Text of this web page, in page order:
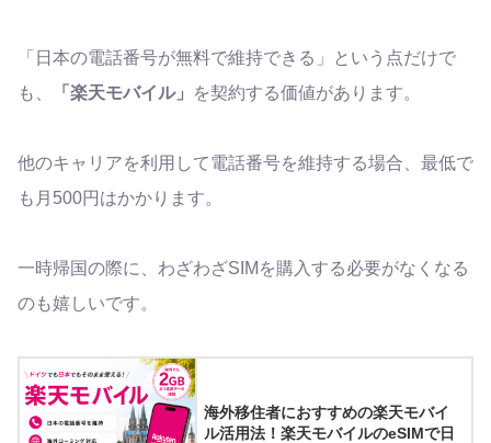
「日本の電話番号が無料で維持できる」という点だけで
も、
「楽天モバイル」 を契約する価値があります。
他のキャリアを利用して電話番号を維持する場合、最低で
も月500円はかかります。
一時帰国の際に、わざわざSIMを購入する必要がなくなる
のも嬉しいです。
海外移住者におすすめの楽天モバイ
ル活用法！楽天モバイルのeSIMで日